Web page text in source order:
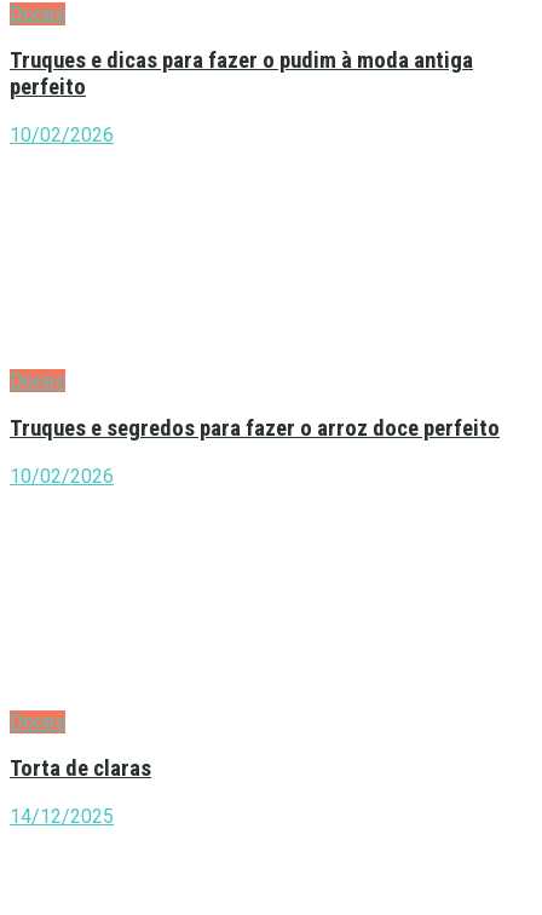
Doces
Truques e dicas para fazer o pudim à moda antiga
perfeito
10/02/2026
Doces
Truques e segredos para fazer o arroz doce perfeito
10/02/2026
Doces
Torta de claras
14/12/2025